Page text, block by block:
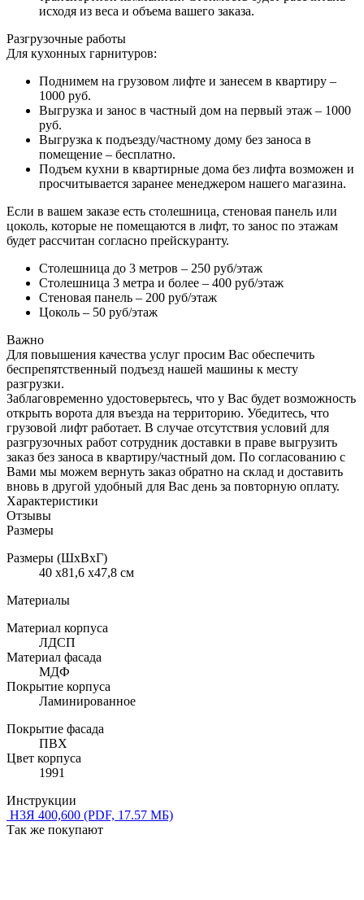
исходя из веса и объема вашего заказа.
Разгрузочные работы
Для кухонных гарнитуров:
Поднимем на грузовом лифте и занесем в квартиру –
1000 руб.
Выгрузка и занос в частный дом на первый этаж – 1000
руб.
Выгрузка к подъезду/частному дому без заноса в
помещение – бесплатно.
Подъем кухни в квартирные дома без лифта возможен и
просчитывается заранее менеджером нашего магазина.
Если в вашем заказе есть столешница, стеновая панель или
цоколь, которые не помещаются в лифт, то занос по этажам
будет рассчитан согласно прейскуранту.
Столешница до 3 метров – 250 руб/этаж
Столешница 3 метра и более – 400 руб/этаж
Стеновая панель – 200 руб/этаж
Цоколь – 50 руб/этаж
Важно
Для повышения качества услуг просим Вас обеспечить
беспрепятственный подъезд нашей машины к месту
разгрузки.
Заблаговременно удостоверьтесь, что у Вас будет возможность
открыть ворота для въезда на территорию. Убедитесь, что
грузовой лифт работает. В случае отсутствия условий для
разгрузочных работ сотрудник доставки в праве выгрузить
заказ без заноса в квартиру/частный дом. По согласованию с
Вами мы можем вернуть заказ обратно на склад и доставить
вновь в другой удобный для Вас день за повторную оплату.
Характеристики
Отзывы
Размеры
Размеры (ШхВхГ)
40 x81,6 x47,8 см
Материалы
Материал корпуса
ЛДСП
Материал фасада
МДФ
Покрытие корпуса
Ламинированное
Покрытие фасада
ПВХ
Цвет корпуса
1991
Инструкции
Н3Я 400,600 (PDF, 17.57 МБ)
Так же покупают